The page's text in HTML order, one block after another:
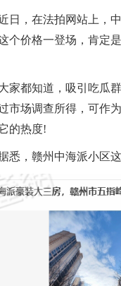
，在法拍网站上，中
个价格一登场，肯定
都知道，吸引吃瓜群
市场调查所得，可作
的热度!
，赣州中海派小区这